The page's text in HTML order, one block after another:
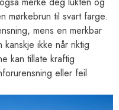
mørkebrun til svart farge.
mens en merkbar
ikke når riktig
kan tillate kraftig
eller feil